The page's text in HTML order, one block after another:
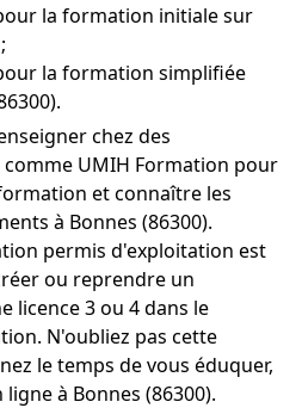
la formation initiale sur
la formation simplifiée
chez des
UMIH Formation pour
et connaître les
à Bonnes (86300).
permis d'exploitation est
ou reprendre un
licence 3 ou 4 dans le
N'oubliez pas cette
le temps de vous éduquer,
à Bonnes (86300).